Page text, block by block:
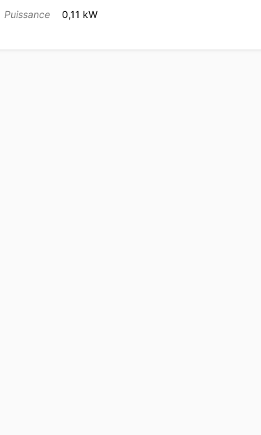
Puissance
0,11 kW